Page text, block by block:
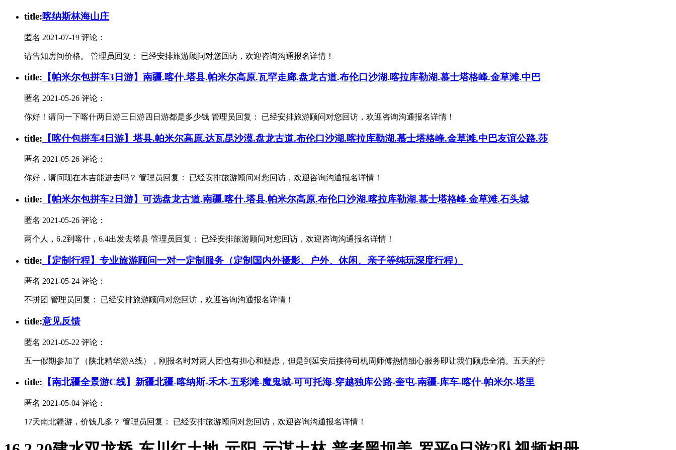
title:喀纳斯林海山庄
匿名 2021-07-19 评论：
请告知房间价格。 管理员回复： 已经安排旅游顾问对您回访，欢迎咨询沟通报名详情！
title: 【帕米尔包拼车3日游】南疆.喀什.塔县.帕米尔高原.瓦罕走廊.盘龙古道.布伦口沙湖.喀拉库勒湖.慕士塔格峰.金草滩.中巴
匿名 2021-05-26 评论：
你好！请问一下喀什两日游三日游四日游都是多少钱 管理员回复： 已经安排旅游顾问对您回访，欢迎咨询沟通报名详情！
title: 【喀什包拼车4日游】塔县.帕米尔高原.达瓦昆沙漠.盘龙古道.布伦口沙湖.喀拉库勒湖.慕士塔格峰.金草滩.中巴友谊公路.莎
匿名 2021-05-26 评论：
你好，请问现在木吉能进去吗？ 管理员回复： 已经安排旅游顾问对您回访，欢迎咨询沟通报名详情！
title: 【帕米尔包拼车2日游】可选盘龙古道.南疆.喀什.塔县.帕米尔高原.布伦口沙湖.喀拉库勒湖.慕士塔格峰.金草滩.石头城
匿名 2021-05-26 评论：
两个人，6.2到喀什，6.4出发去塔县 管理员回复： 已经安排旅游顾问对您回访，欢迎咨询沟通报名详情！
title: 【定制行程】专业旅游顾问一对一定制服务（定制国内外摄影、户外、休闲、亲子等纯玩深度行程）
匿名 2021-05-24 评论：
不拼团 管理员回复： 已经安排旅游顾问对您回访，欢迎咨询沟通报名详情！
title:意见反馈
匿名 2021-05-22 评论：
五一假期参加了（陕北精华游A线），刚报名时对两人团也有担心和疑虑，但是到延安后接待司机周师傅热情细心服务即让我们顾虑全消。五天的行
title: 【南北疆全景游C线】新疆北疆-喀纳斯-禾木-五彩滩-魔鬼城-可可托海-穿越独库公路-奎屯-南疆-库车-喀什-帕米尔-塔里
匿名 2021-05-04 评论：
17天南北疆游，价钱几多？ 管理员回复： 已经安排旅游顾问对您回访，欢迎咨询沟通报名详情！